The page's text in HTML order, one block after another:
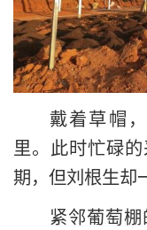
戴着草帽
里。此时忙碌
期，但刘根生却
紧邻葡萄